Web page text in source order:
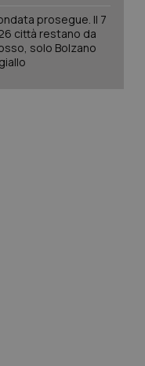
prosegue. Il 7
città restano da
solo Bolzano